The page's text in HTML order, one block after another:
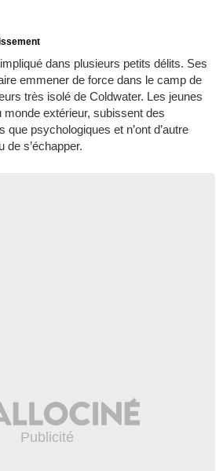
dans plusieurs petits délits. Ses
emmener de force dans le camp de
très isolé de Coldwater. Les jeunes
extérieur, subissent des
psychologiques et n’ont d’autre
de s’échapper.